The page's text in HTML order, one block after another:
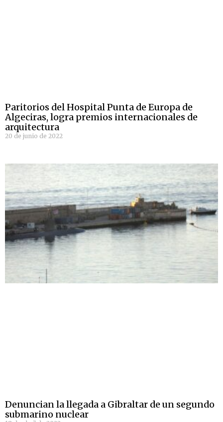
Paritorios del Hospital Punta de Europa de
Algeciras, logra premios internacionales de
arquitectura
20 de junio de 2022
Denuncian la llegada a Gibraltar de un segundo
submarino nuclear